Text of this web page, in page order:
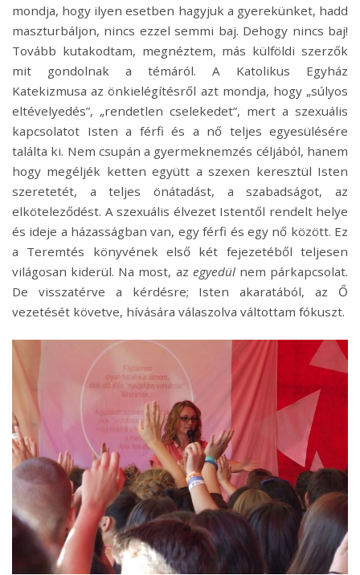
mondja, hogy ilyen esetben hagyjuk a gyerekünket, hadd
maszturbáljon, nincs ezzel semmi baj. Dehogy nincs baj!
Tovább kutakodtam, megnéztem, más külföldi szerzők
mit gondolnak a témáról. A Katolikus Egyház
Katekizmusa az önkielégítésről azt mondja, hogy „súlyos
eltévelyedés”, „rendetlen cselekedet”, mert a szexuális
kapcsolatot Isten a férfi és a nő teljes egyesülésére
találta ki. Nem csupán a gyermeknemzés céljából, hanem
hogy megéljék ketten együtt a szexen keresztül Isten
szeretetét, a teljes önátadást, a szabadságot, az
elköteleződést. A szexuális élvezet Istentől rendelt helye
és ideje a házasságban van, egy férfi és egy nő között. Ez
a Teremtés könyvének első két fejezetéből teljesen
világosan kiderül. Na most, az egyedülnem párkapcsolat.
De visszatérve a kérdésre; Isten akaratából, az Ő
vezetését követve, hívására válaszolva váltottam fókuszt.